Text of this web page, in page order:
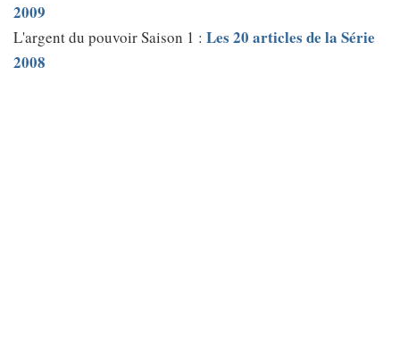
2009
L'argent du pouvoir Saison 1 : Les 20 articles de la Série
2008